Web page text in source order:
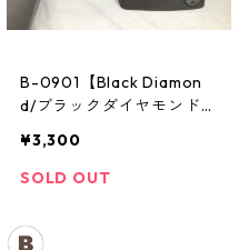
B-0901【Black Diamon
d/ブラックダイヤモンド】
¥3,300
SOLD OUT